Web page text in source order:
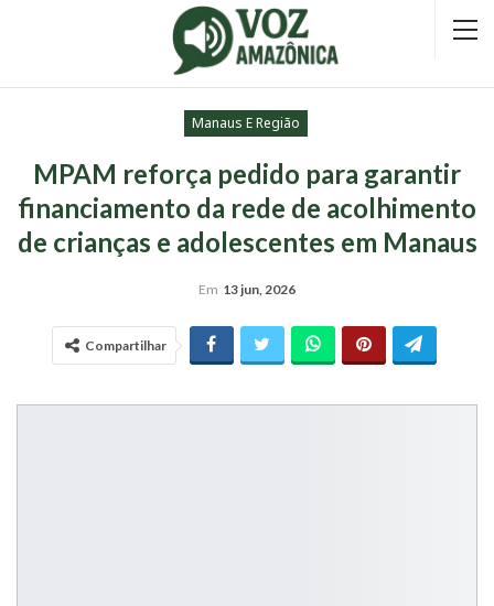
Manaus E Região
MPAM reforça pedido para garantir
financiamento da rede de acolhimento
de crianças e adolescentes em Manaus
Em 13 jun, 2026
Compartilhar